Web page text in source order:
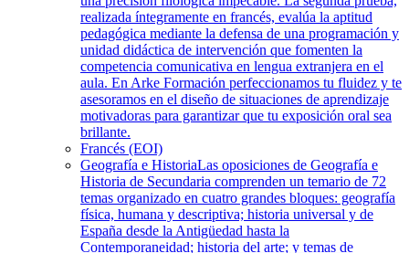
realizada íntegramente en francés, evalúa la aptitud
pedagógica mediante la defensa de una programación y
unidad didáctica de intervención que fomenten la
competencia comunicativa en lengua extranjera en el
aula. En Arke Formación perfeccionamos tu fluidez y te
asesoramos en el diseño de situaciones de aprendizaje
motivadoras para garantizar que tu exposición oral sea
brillante.
Francés (EOI)
Geografía e HistoriaLas oposiciones de Geografía e
Historia de Secundaria comprenden un temario de 72
temas organizado en cuatro grandes bloques: geografía
física, humana y descriptiva; historia universal y de
España desde la Antigüedad hasta la
Contemporaneidad; historia del arte; y temas de